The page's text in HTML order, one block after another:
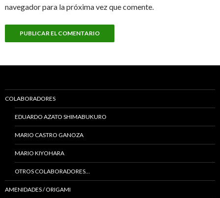
navegador para la próxima vez que comente.
COLABORADORES
EDUARDO AZATO SHIMABUKURO
MARIO CASTRO GANOZA
MARIO KIYOHARA
OTROS COLABORADORES…
AMENIDADES / ORIGAMI